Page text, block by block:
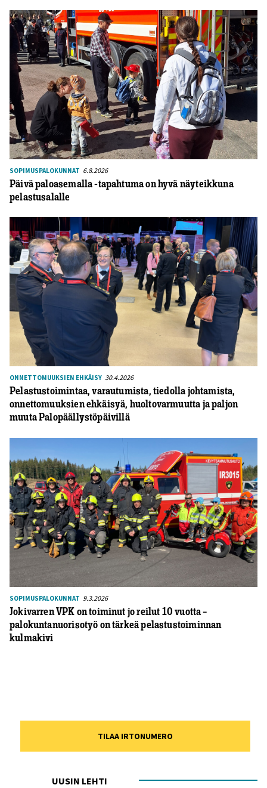
SOPIMUSPALOKUNNAT 6.8.2026
Päivä paloasemalla -tapahtuma on hyvä näyteikkuna
pelastusalalle
ONNETTOMUUKSIEN EHKÄISY 30.4.2026
Pelastustoimintaa, varautumista, tiedolla johtamista,
onnettomuuksien ehkäisyä, huoltovarmuutta ja paljon
muuta Palopäällystöpäivillä
SOPIMUSPALOKUNNAT 9.3.2026
Jokivarren VPK on toiminut jo reilut 10 vuotta –
palokuntanuorisotyö on tärkeä pelastustoiminnan
kulmakivi
TILAA IRTONUMERO
UUSIN LEHTI